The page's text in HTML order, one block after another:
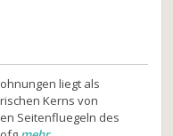
liegt als
Kerns von
Seitenfluegeln des